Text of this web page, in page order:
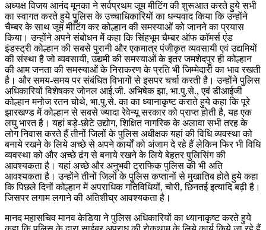
अध्यक्ष विजय आनंद मूनका ने सर्वप्रथम जूम मीटिंग की शुरूआत करते हुये सभी
का स्वागत करते हुये पुलिस के उच्चाधिकारियों का धन्यवाद किया कि उन्होंने
चैम्बर के साथ जूम मीटिंग कर कोल्हान की समस्याओं को जानने का प्रयास
किया। उन्होंने अपने संबोधन मेें कहा कि सिंहभूम चैम्बर ऑफ कॉमर्स एंड
इंडस्ट्री कोल्हान की सबसे पुरानी और एकमात्र पंजीकृत व्यवसायी एवं उद्यमियों
की संस्था है जो व्यवसायी, उद्यमी की समस्याओं के इतर जमशेदपुर ही कोल्हान
की आम जनता की समस्याओं के निराकरण के प्रति भी जिम्मेदारी का भाव रखती
है। और समय-समय पर संबंधित विभागों से इसपर चर्चा करती है। उन्होंने पुलिस
अधिकारियों विशेषकर जोनल आई.जी. अभिषेक झा, भा.पु.से., एवं डीआईजी
कोल्हान मनोज रतन चोथे, भा.पु.से. का का ध्यानाकृष्ट कराते हुये कहा कि पूरे
झारखण्ड में कोल्हान से सबसे ज्यादा रेवेन्यू सरकार को प्राप्त होती है, यह एक
लघु भारत है। यहां बड़े-छोटे उद्योग, शिक्षित नागरिक के अलावा सभी तरह के
लोग निवास करते हैं तीनों जिलों के पुलिस अधीक्षक यहां की विधि व्यवस्था को
बनाये रखने के लिये अच्छे से अपने कार्यों को अंजाम दे रहे हैं लेकिन फिर भी विधि
व्यवस्था को और अच्छे ढंग से बनाये रखने के लिये बेहतर पुलिसिंग की
आवश्यकता है। यहां अच्छे और अनुभवी ट्राफिक पुलिस की भी अति
आवश्यकता है। उन्होंने तीनों जिलों के पुलिस कप्तानों से मुखातिब होते हुये कहा
कि पिछले दिनों कोल्हान में अपराधिक गतिविधियों, चोरी, छिनतई इत्यादि बढ़ी है।
जिसपर लगाम लगाने की अतिशीघ्र आवश्यकता है।
मानद महासचिव मानव केडिया ने पुलिस अधिकारियों का ध्यानाकृष्ट करते हुये